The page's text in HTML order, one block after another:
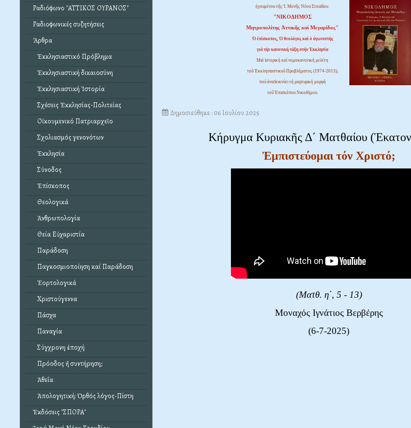
Ραδιόφωνο "ΑΤΤΙΚΟΣ ΟΥΡΑΝΟΣ"
Ραδιοφωνικές συζητήσεις
Ἄρθρα
Ἐκκλησιαστικό Πρόβλημα
Ἐκκλησιαστική δικαιοσύνη
Ἐκκλησιαστική Ἱστορία
Σχέσεις Ἐκκλησίας-Πολιτείας
Οἰκουμενικό Πατριαρχεῖο
Σχολιασμός γενονότων
Ἐκκλησία
Σύνοδος
Ἐπίσκοπος
Θεολογικά
Ἀνθρωπολογία
Θεία Εὐχαριστία
Παράδοση
Παγκοσμιοποίηση καί Παράδοση
Ἑορτολογικά
Χριστούγεννα
Πάσχα
Παναγία
Σύγχρονη ἐποχή
Πρόοδος ἤ συντήρηση;
Ἀθεΐα
Ἀπολογητική: Ὀρθός λόγος-Πίστη
Ἐκδόσεις "ΣΠΟΡΑ"
ἡγουμένου τῆς Ἱ. Μονῆς Νέου Στουδίου:
"ΝΙΚΟΔΗΜΟΣ
Μητροπολίτης Ἀττικῆς καί Μεγαρίδος"
Ὁ ἐπίσκοπος, Ὁ θεολόγος καί ὁ ἀγωνιστής
γιά τήν κανονική τάξη στήν Ἐκκλησία
Μιά ἱστορική καί νομοκανονική μελέτη
τοῦ Ἐκκλησιαστικοῦ Προβλήματος (1974-2013),
πού ἀναδεικνύει τή μαρτυρική μορφή
τοῦ Ἐπισκόπου Νικοδήμου.
Δημοσιεύθηκε : 06 Ιουλίου 2025
Κήρυγμα Κυριακῆς Δ΄ Ματθαίου
Ἐμπιστεύομαι τόν Χριστό;
(Ματθ. η΄, 5 - 13)
Μοναχός Ιγνάτιος Βερβέρης
(6-7-2025)